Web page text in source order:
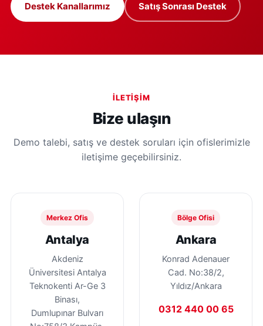
Destek Kanallarımız Satış Sonrası Destek
İLETIŞIM
Bize ulaşın
Demo talebi, satış ve destek soruları için ofislerimizle
iletişime geçebilirsiniz.
Merkez Ofis
Antalya
Akdeniz
Üniversitesi Antalya
Teknokenti Ar-Ge 3
Binası,
Dumlupınar Bulvarı
Bölge Ofisi
Ankara
Konrad Adenauer
Cad. No:38/2,
Yıldız/Ankara
0312 440 00 65